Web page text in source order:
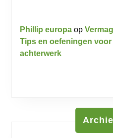
Phillip europa op
Tips en oefeningen
achterwerk